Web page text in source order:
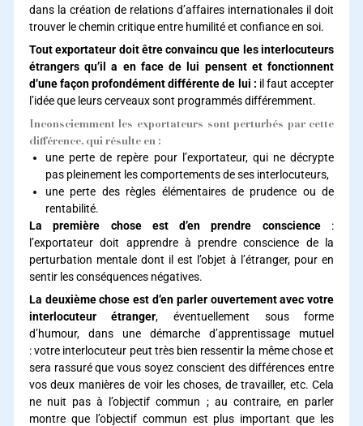
dans la création de relations d’affaires internationales il doit
trouver le chemin critique entre humilité et confiance en soi.
Tout exportateur doit être convaincu que les interlocuteurs
étrangers qu’il a en face de lui pensent et fonctionnent
d’une façon profondément différente de lui : il faut accepter
l’idée que leurs cerveaux sont programmés différemment.
Inconsciemment les exportateurs sont perturbés par cette
différence, qui résulte en :
une perte de repère pour l’exportateur, qui ne décrypte
pas pleinement les comportements de ses interlocuteurs,
une perte des règles élémentaires de prudence ou de
rentabilité.
La première chose est d’en prendre conscience :
l’exportateur doit apprendre à prendre conscience de la
perturbation mentale dont il est l’objet à l’étranger, pour en
sentir les conséquences négatives.
La deuxième chose est d’en parler ouvertement avec votre
interlocuteur étranger, éventuellement sous forme
d’humour, dans une démarche d’apprentissage mutuel
: votre interlocuteur peut très bien ressentir la même chose et
sera rassuré que vous soyez conscient des différences entre
vos deux manières de voir les choses, de travailler, etc. Cela
ne nuit pas à l’objectif commun ; au contraire, en parler
montre que l’objectif commun est plus important que les